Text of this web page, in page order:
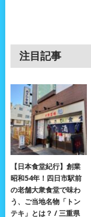
注目記事
【日本食堂紀行】創業
昭和54年！四日市駅前
の老舗大衆食堂で味わ
う、ご当地名物「トン
テキ」とは？ / 三重県